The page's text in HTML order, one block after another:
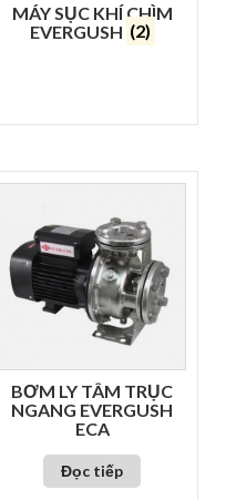
MÁY SỤC KHÍ CHÌM
EVERGUSH (2)
BƠM LY TÂM TRỤC
NGANG EVERGUSH
ECA
Đọc tiếp